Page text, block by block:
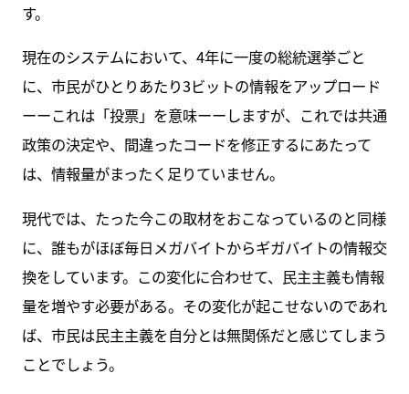
す。
現在のシステムにおいて、4年に一度の総統選挙ごと
に、市民がひとりあたり3ビットの情報をアップロード
ーーこれは「投票」を意味ーーしますが、これでは共通
政策の決定や、間違ったコードを修正するにあたって
は、情報量がまったく足りていません。
現代では、たった今この取材をおこなっているのと同様
に、誰もがほぼ毎日メガバイトからギガバイトの情報交
換をしています。この変化に合わせて、民主主義も情報
量を増やす必要がある。その変化が起こせないのであれ
ば、市民は民主主義を自分とは無関係だと感じてしまう
ことでしょう。